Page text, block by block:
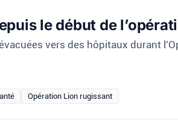
le début de
vers des hôpitaux durant
Opération Lion rugissant